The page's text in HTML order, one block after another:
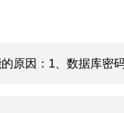
原因：1、数据库密